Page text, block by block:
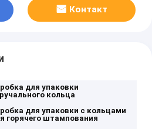
Контакт
для упаковки
кольца
для упаковки с кольцами
горячего штампования